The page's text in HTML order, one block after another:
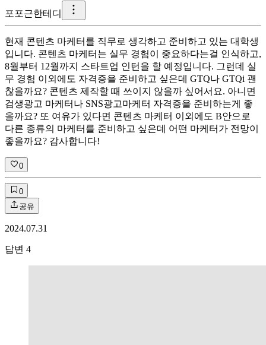
포 포근한테디
현재 콘텐츠 마케터를 직무로 생각하고 준비하고 있는 대학생
입니다. 콘텐츠 마케터는 실무 경험이 중요하다는걸 인식하고,
8월부터 12월까지 스타트업 인턴을 할 예정입니다. 그런데 실
무 경험 이외에도 자격증을 준비하고 싶은데 GTQ나 GTQi 괜
찮을까요? 콘텐츠 제작할 때 쓰이지 않을까 싶어서요. 아니면
검생광고 마케터나 SNS광고마케터 자격증을 준비하는게 좋
을까요? 또 여유가 있다면 콘텐츠 마케터 이외에도 B안으로
다른 종류의 마케터를 준비하고 싶은데 어떤 마케터가 전망이
좋을까요? 감사합니다!
0
0
공유
2024.07.31
답변 4